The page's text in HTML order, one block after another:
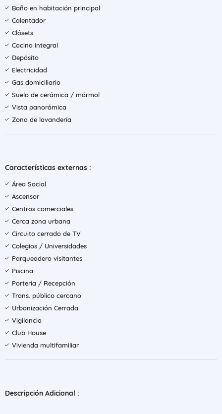
Baño en habitación principal
Calentador
Clósets
Cocina integral
Depósito
Electricidad
Gas domiciliario
Suelo de cerámica / mármol
Vista panorámica
Zona de lavandería
Características externas :
Área Social
Ascensor
Centros comerciales
Cerca zona urbana
Circuito cerrado de TV
Colegios / Universidades
Parqueadero visitantes
Piscina
Portería / Recepción
Trans. público cercano
Urbanización Cerrada
Vigilancia
Club House
Vivienda multifamiliar
Descripción Adicional :